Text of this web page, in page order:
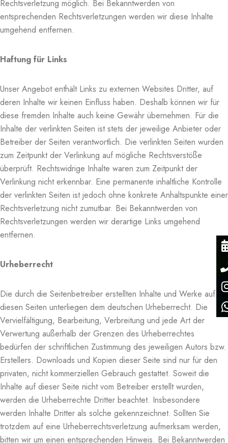
Rechtsverletzung möglich. Bei Bekanntwerden von
entsprechenden Rechtsverletzungen werden wir diese Inhalte
umgehend entfernen.
Haftung für Links
Unser Angebot enthält Links zu externen Websites Dritter, auf
deren Inhalte wir keinen Einfluss haben. Deshalb können wir für
diese fremden Inhalte auch keine Gewähr übernehmen. Für die
Inhalte der verlinkten Seiten ist stets der jeweilige Anbieter oder
Betreiber der Seiten verantwortlich. Die verlinkten Seiten wurden
zum Zeitpunkt der Verlinkung auf mögliche Rechtsverstöße
überprüft. Rechtswidrige Inhalte waren zum Zeitpunkt der
Verlinkung nicht erkennbar. Eine permanente inhaltliche Kontrolle
der verlinkten Seiten ist jedoch ohne konkrete Anhaltspunkte einer
Rechtsverletzung nicht zumutbar. Bei Bekanntwerden von
Rechtsverletzungen werden wir derartige Links umgehend
entfernen.
Urheberrecht
Die durch die Seitenbetreiber erstellten Inhalte und Werke auf
diesen Seiten unterliegen dem deutschen Urheberrecht. Die
Vervielfältigung, Bearbeitung, Verbreitung und jede Art der
Verwertung außerhalb der Grenzen des Urheberrechtes
bedürfen der schriftlichen Zustimmung des jeweiligen Autors bzw.
Erstellers. Downloads und Kopien dieser Seite sind nur für den
privaten, nicht kommerziellen Gebrauch gestattet. Soweit die
Inhalte auf dieser Seite nicht vom Betreiber erstellt wurden,
werden die Urheberrechte Dritter beachtet. Insbesondere
werden Inhalte Dritter als solche gekennzeichnet. Sollten Sie
trotzdem auf eine Urheberrechtsverletzung aufmerksam werden,
bitten wir um einen entsprechenden Hinweis. Bei Bekanntwerden